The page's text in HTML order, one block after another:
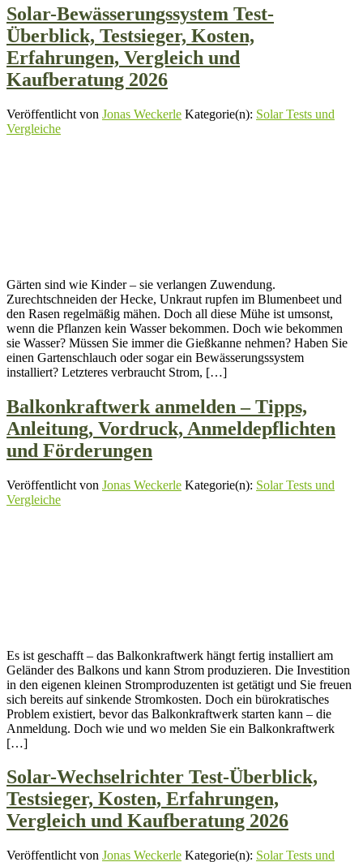
Solar-Bewässerungssystem Test-
Überblick, Testsieger, Kosten,
Erfahrungen, Vergleich und
Kaufberatung 2026
Veröffentlicht von Jonas Weckerle Kategorie(n): Solar Tests und
Vergleiche
Gärten sind wie Kinder – sie verlangen Zuwendung.
Zurechtschneiden der Hecke, Unkraut rupfen im Blumenbeet und
den Rasen regelmäßig mähen. Doch all diese Mühe ist umsonst,
wenn die Pflanzen kein Wasser bekommen. Doch wie bekommen
sie Wasser? Müssen Sie immer die Gießkanne nehmen? Haben Sie
einen Gartenschlauch oder sogar ein Bewässerungssystem
installiert? Letzteres verbraucht Strom, […]
Balkonkraftwerk anmelden – Tipps,
Anleitung, Vordruck, Anmeldepflichten
und Förderungen
Veröffentlicht von Jonas Weckerle Kategorie(n): Solar Tests und
Vergleiche
Es ist geschafft – das Balkonkraftwerk hängt fertig installiert am
Geländer des Balkons und kann Strom produzieren. Die Investition
in den eigenen kleinen Stromproduzenten ist getätigt und Sie freuen
sich bereits auf sinkende Stromkosten. Doch ein bürokratisches
Problem existiert, bevor das Balkonkraftwerk starten kann – die
Anmeldung. Doch wie und wo melden Sie ein Balkonkraftwerk
[…]
Solar-Wechselrichter Test-Überblick,
Testsieger, Kosten, Erfahrungen,
Vergleich und Kaufberatung 2026
Veröffentlicht von Jonas Weckerle Kategorie(n): Solar Tests und